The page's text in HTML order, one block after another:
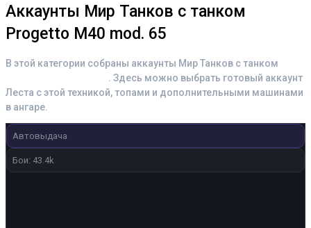
Аккаунты Мир Танков с танком
Progetto M40 mod. 65
В этой категории собраны аккаунты Мир Танков с танком
. Здесь можно выбрать готовый аккаунт
Леста с этой техникой, топами и дополнительными машинами
в ангаре.
Автовыдача
Бои: 43.4k